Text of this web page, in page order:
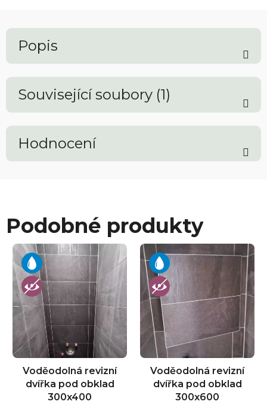
Popis
Související soubory (1)
Hodnocení
Podobné produkty
Voděodolná revizní
dvířka pod obklad
300x400
Voděodolná revizní
dvířka pod obklad
300x600